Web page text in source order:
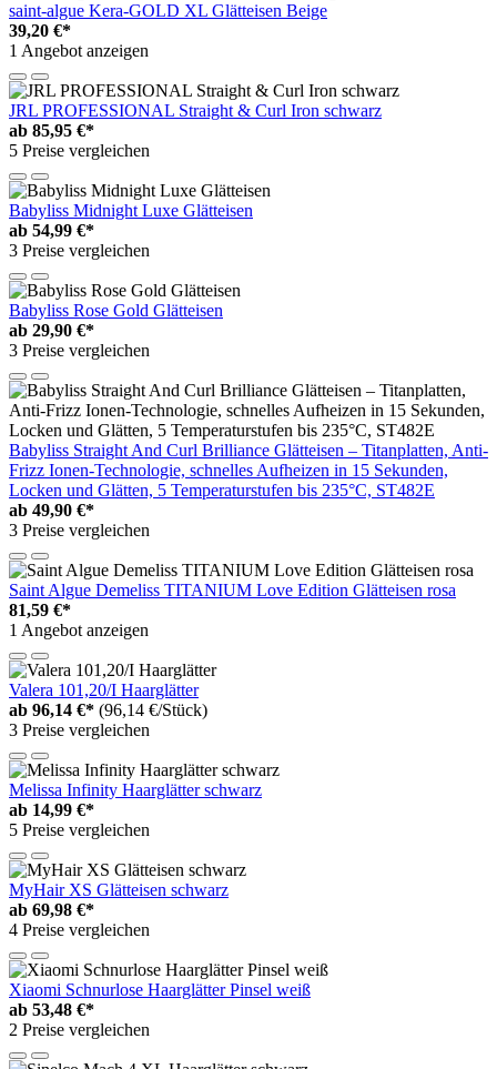
saint-algue Kera-GOLD XL Glätteisen Beige
39,20 €*
1 Angebot anzeigen
JRL PROFESSIONAL Straight & Curl Iron schwarz
ab 85,95 €*
5 Preise vergleichen
Babyliss Midnight Luxe Glätteisen
ab 54,99 €*
3 Preise vergleichen
Babyliss Rose Gold Glätteisen
ab 29,90 €*
3 Preise vergleichen
Babyliss Straight And Curl Brilliance Glätteisen – Titanplatten, Anti-
Frizz Ionen-Technologie, schnelles Aufheizen in 15 Sekunden,
Locken und Glätten, 5 Temperaturstufen bis 235°C, ST482E
ab 49,90 €*
3 Preise vergleichen
Saint Algue Demeliss TITANIUM Love Edition Glätteisen rosa
81,59 €*
1 Angebot anzeigen
Valera 101,20/I Haarglätter
ab 96,14 €* (96,14 €/Stück)
3 Preise vergleichen
Melissa Infinity Haarglätter schwarz
ab 14,99 €*
5 Preise vergleichen
MyHair XS Glätteisen schwarz
ab 69,98 €*
4 Preise vergleichen
Xiaomi Schnurlose Haarglätter Pinsel weiß
ab 53,48 €*
2 Preise vergleichen